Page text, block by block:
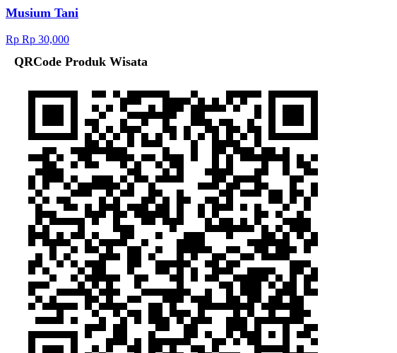
Musium Tani
Rp Rp 30,000
QRCode Produk Wisata